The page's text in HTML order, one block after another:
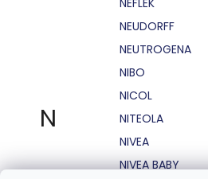
N
NEFLEK
NEUDORFF
NEUTROGENA
NIBO
NICOL
NITEOLA
NIVEA
NIVEA BABY